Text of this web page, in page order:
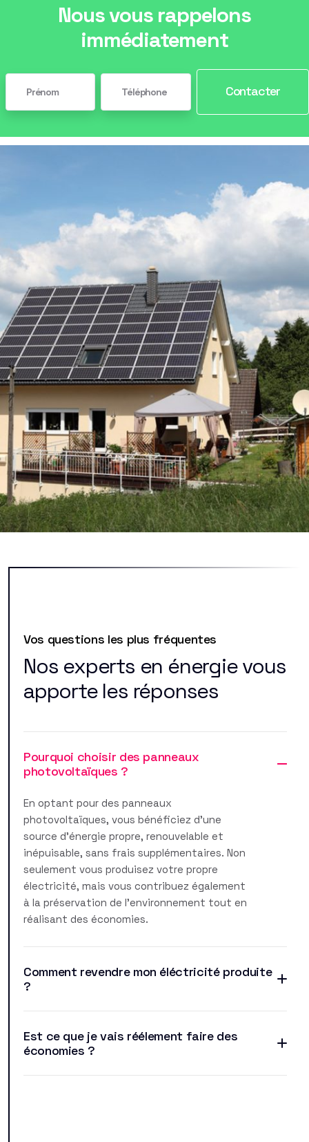
Nous vous rappelons
immédiatement
Contacter
Vos questions les plus fréquentes
Nos experts en énergie vous
apporte les réponses
Pourquoi choisir des panneaux
photovoltaïques ?
En optant pour des panneaux
photovoltaïques, vous bénéficiez d'une
source d'énergie propre, renouvelable et
inépuisable, sans frais supplémentaires. Non
seulement vous produisez votre propre
électricité, mais vous contribuez également
à la préservation de l'environnement tout en
réalisant des économies.
Comment revendre mon éléctricité produite
?
Est ce que je vais réélement faire des
économies ?